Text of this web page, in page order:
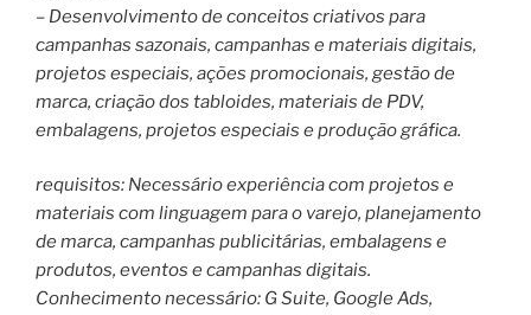
– Desenvolvimento de conceitos criativos para
campanhas sazonais, campanhas e materiais digitais,
projetos especiais, ações promocionais, gestão de
marca, criação dos tabloides, materiais de PDV,
embalagens, projetos especiais e produção gráfica.
requisitos: Necessário experiência com projetos e
materiais com linguagem para o varejo, planejamento
de marca, campanhas publicitárias, embalagens e
produtos, eventos e campanhas digitais.
Conhecimento necessário: G Suite, Google Ads,